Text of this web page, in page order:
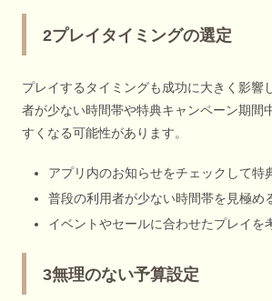
2プレイタイミングの選定
プレイするタイミングも成功に大きく影響
者が少ない時間帯や特典キャンペーン期間
すくなる可能性があります。
アプリ内のお知らせをチェックして特
普段の利用者が少ない時間帯を見極め
イベントやセールに合わせたプレイを
3無理のない予算設定